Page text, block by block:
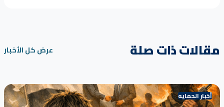
مقالات ذات صلة عرض كل الأخبار
أخبار الحمايه